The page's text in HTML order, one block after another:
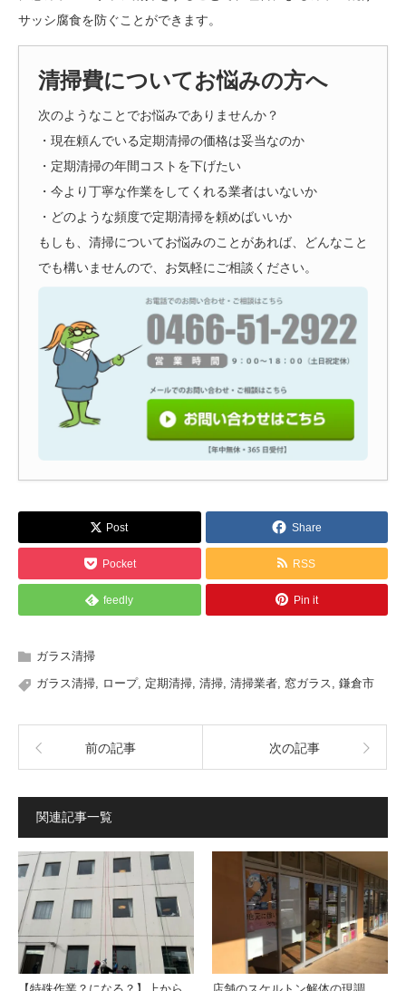
サッシ腐食を防ぐことができます。
清掃費についてお悩みの方へ
次のようなことでお悩みでありませんか？
・現在頼んでいる定期清掃の価格は妥当なのか
・定期清掃の年間コストを下げたい
・今より丁寧な作業をしてくれる業者はいないか
・どのような頻度で定期清掃を頼めばいいか
もしも、清掃についてお悩みのことがあれば、どんなこと
でも構いませんので、お気軽にご相談ください。
Post Share
Pocket RSS
feedly Pin it
ガラス清掃
ガラス清掃
ロープ, 定期清掃 清掃 清掃業者 窓ガラス 鎌倉市
前の記事 次の記事
関連記事一覧